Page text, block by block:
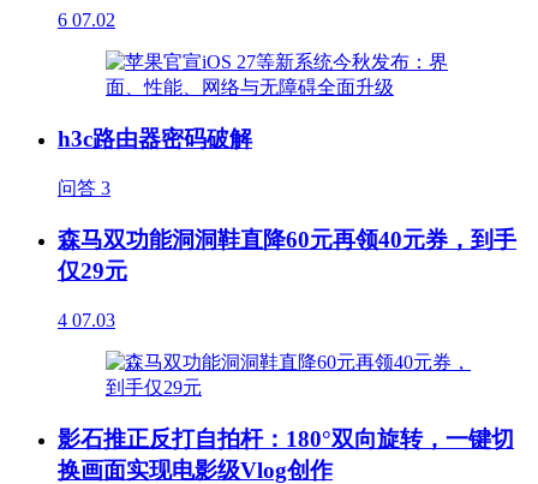
6 07.02
h3c路由器密码破解
问答 3
森马双功能洞洞鞋直降60元再领40元券，到手
仅29元
4 07.03
影石推正反打自拍杆：180°双向旋转，一键切
换画面实现电影级Vlog创作